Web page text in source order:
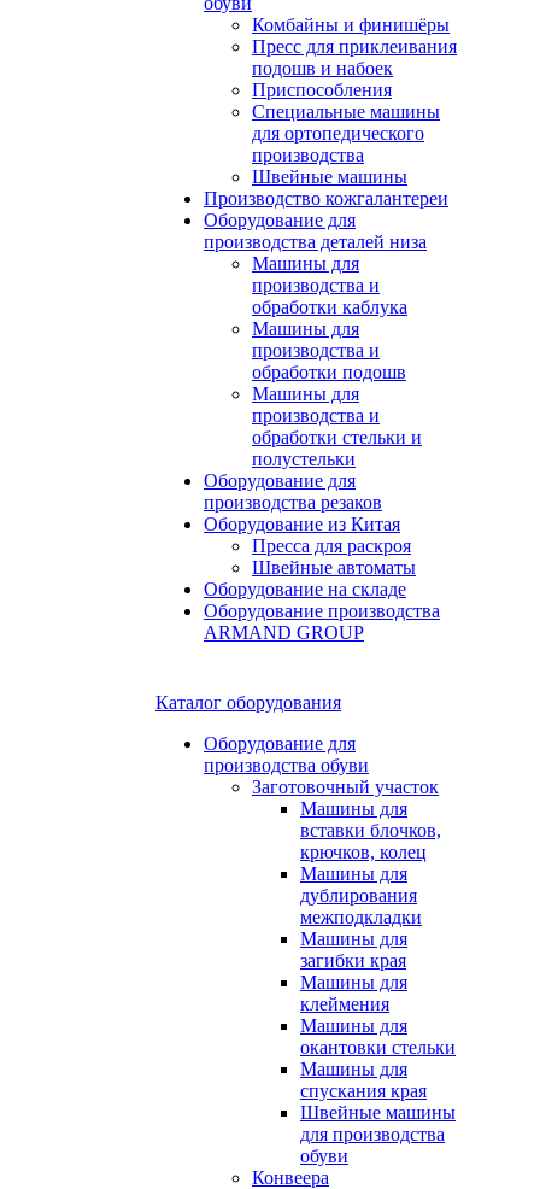
Комбайны и финишёры
Пресс для приклеивания
подошв и набоек
Приспособления
Специальные машины
для ортопедического
производства
Швейные машины
Производство кожгалантереи
Оборудование для
производства деталей низа
Машины для
производства и
обработки каблука
Машины для
производства и
обработки подошв
Машины для
производства и
обработки стельки и
полустельки
Оборудование для
производства резаков
Оборудование из Китая
Пресса для раскроя
Швейные автоматы
Оборудование на складе
Оборудование производства
ARMAND GROUP
Каталог оборудования
Оборудование для
производства обуви
Заготовочный участок
Машины для
вставки блочков,
крючков, колец
Машины для
дублирования
межподкладки
Машины для
загибки края
Машины для
клеймения
Машины для
окантовки стельки
Машины для
спускания края
Швейные машины
для производства
обуви
Конвеера